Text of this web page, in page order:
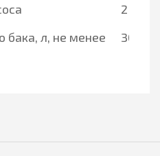
2
бака, л, не менее
300